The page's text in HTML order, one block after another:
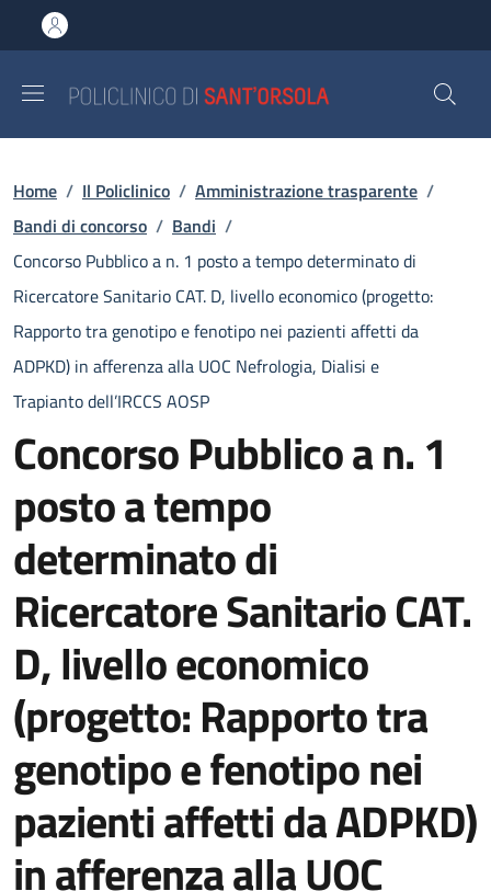
al contenuto principale
to footer content
Briciole di pane
Home / Il Policlinico / Amministrazione trasparente /
Bandi di concorso / Bandi /
Concorso Pubblico a n. 1 posto a tempo determinato di
Ricercatore Sanitario CAT. D, livello economico (progetto:
Rapporto tra genotipo e fenotipo nei pazienti affetti da
ADPKD) in afferenza alla UOC Nefrologia, Dialisi e
Trapianto dell’IRCCS AOSP
Concorso Pubblico a n. 1
posto a tempo
determinato di
Ricercatore Sanitario CAT.
D, livello economico
(progetto: Rapporto tra
genotipo e fenotipo nei
pazienti affetti da ADPKD)
in afferenza alla UOC